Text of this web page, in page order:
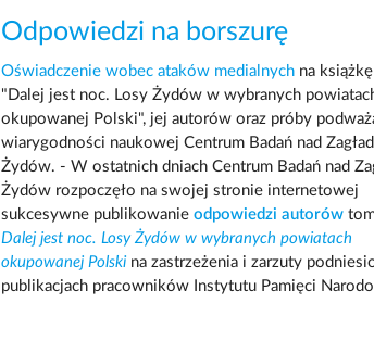
Odpowiedzi na borszurę
Oświadczenie wobec ataków medialnychna książkę
"Dalej jest noc. Losy Żydów w wybranych
okupowanej Polski", jej autorów oraz próby
wiarygodności naukowej Centrum Badań nad
Żydów. - W ostatnich dniach Centrum Badań nad
Żydów rozpoczęło na swojej stronie internetowej
sukcesywne publikowanie odpowiedzi autorów
Dalej jest noc. Losy Żydów w wybranych powiatach
okupowanej Polskina zastrzeżenia i zarzuty
publikacjach pracowników Instytutu Pamięci